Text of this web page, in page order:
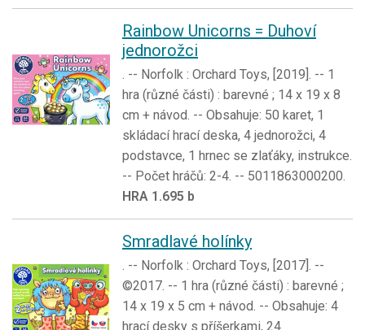
Rainbow Unicorns = Duhoví
jednorožci
. -- Norfolk : Orchard Toys, [2019]. -- 1
hra (různé části) : barevné ; 14 x 19 x 8
cm + návod. -- Obsahuje: 50 karet, 1
skládací hrací deska, 4 jednorožci, 4
podstavce, 1 hrnec se zlaťáky, instrukce.
-- Počet hráčů: 2-4. -- 5011863000200.
HRA 1.695 b
Smradlavé holínky
. -- Norfolk : Orchard Toys, [2017]. --
©2017. -- 1 hra (různé části) : barevné ;
14 x 19 x 5 cm + návod. -- Obsahuje: 4
hrací desky s příšerkami, 24